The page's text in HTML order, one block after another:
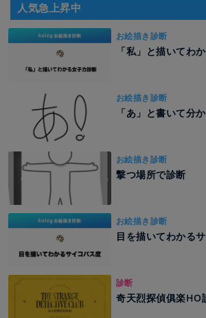
人気急上昇中
お絵描き診断
「私」と描いてわ
お絵描き診断
「あ」と書いて分
お絵描き診断
撃つ場所で診断
お絵描き診断
目を描いてわかる
診断
奇天烈探偵俱楽HO